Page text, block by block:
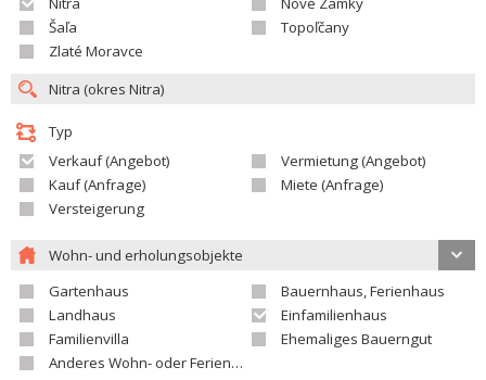
Šaľa
Topoľčany
Zlaté Moravce
Typ
Verkauf (Angebot)
Vermietung (Angebot)
Kauf (Anfrage)
Miete (Anfrage)
Versteigerung
Wohn- und erholungsobjekte
Gartenhaus
Bauernhaus, Ferienhaus
Landhaus
Einfamilienhaus
Familienvilla
Ehemaliges Bauerngut
Anderes Wohn- oder Ferienobjekt